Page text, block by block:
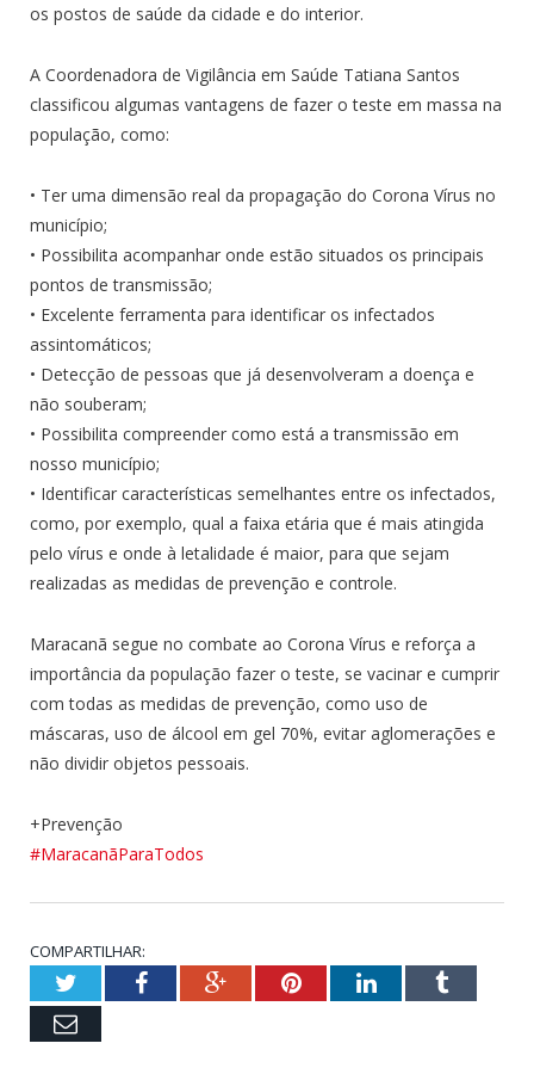
os postos de saúde da cidade e do interior.
A Coordenadora de Vigilância em Saúde Tatiana Santos
classificou algumas vantagens de fazer o teste em massa na
população, como:
• Ter uma dimensão real da propagação do Corona Vírus no
município;
• Possibilita acompanhar onde estão situados os principais
pontos de transmissão;
• Excelente ferramenta para identificar os infectados
assintomáticos;
• Detecção de pessoas que já desenvolveram a doença e
não souberam;
• Possibilita compreender como está a transmissão em
nosso município;
• Identificar características semelhantes entre os infectados,
como, por exemplo, qual a faixa etária que é mais atingida
pelo vírus e onde à letalidade é maior, para que sejam
realizadas as medidas de prevenção e controle.
Maracanã segue no combate ao Corona Vírus e reforça a
importância da população fazer o teste, se vacinar e cumprir
com todas as medidas de prevenção, como uso de
máscaras, uso de álcool em gel 70%, evitar aglomerações e
não dividir objetos pessoais.
+Prevenção
#MaracanãParaTodos
COMPARTILHAR:
TwitterFacebookGoogle+PinterestLinkedInTumblr
Email